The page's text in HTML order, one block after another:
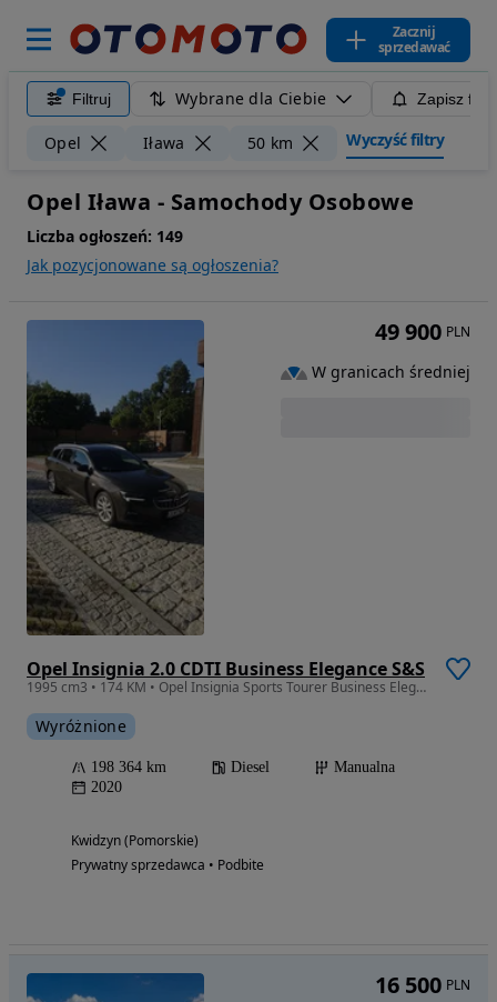
Zacznij
sprzedawać
Filtruj Wybrane dla Ciebie Zapisz
Opel Iława 50 km Wyczyść filtry
Opel Iława - Samochody Osobowe
Liczba ogłoszeń: 149
Jak pozycjonowane są ogłoszenia?
Opel Insignia 2.0 CDTI Business Elegance S&S
1995 cm3 • 174 KM • Opel Insignia Sports Tourer Business Elegance 2.0 | Rok produkcji 2020
Wyróżnione
198 364 km Diesel
Manualna
2020
Kwidzyn (Pomorskie)
Prywatny sprzedawca • Podbite
49 900 PLN
W granicach średniej
16 500 PLN